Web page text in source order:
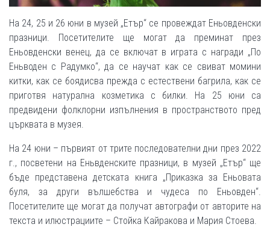
На 24, 25 и 26 юни в музей „Етър“ се провеждат Еньовденски
празници. Посетителите ще могат да преминат през
Еньовденски венец, да се включат в играта с награди „По
Еньводен с Радумко“, да се научат как се свиват момини
китки, как се боядисва прежда с естествени багрила, как се
приготвя натурална козметика с билки. На 25 юни са
предвидени фолклорни изпълнения в пространството пред
църквата в музея.
На 24 юни – първият от трите последователни дни през 2022
г., посветени на Еньвденските празници, в музей „Етър“ ще
бъде представена детската книга „Приказка за Еньовата
буля, за други вълшебства и чудеса по Еньовден“.
Посетителите ще могат да получат автографи от авторите на
текста и илюстрациите – Стойка Кайракова и Мария Стоева.